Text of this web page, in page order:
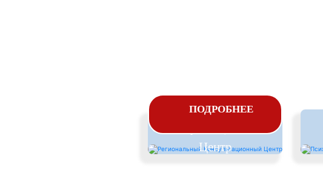
Региональный
Центр
ПОДРОБНЕЕ